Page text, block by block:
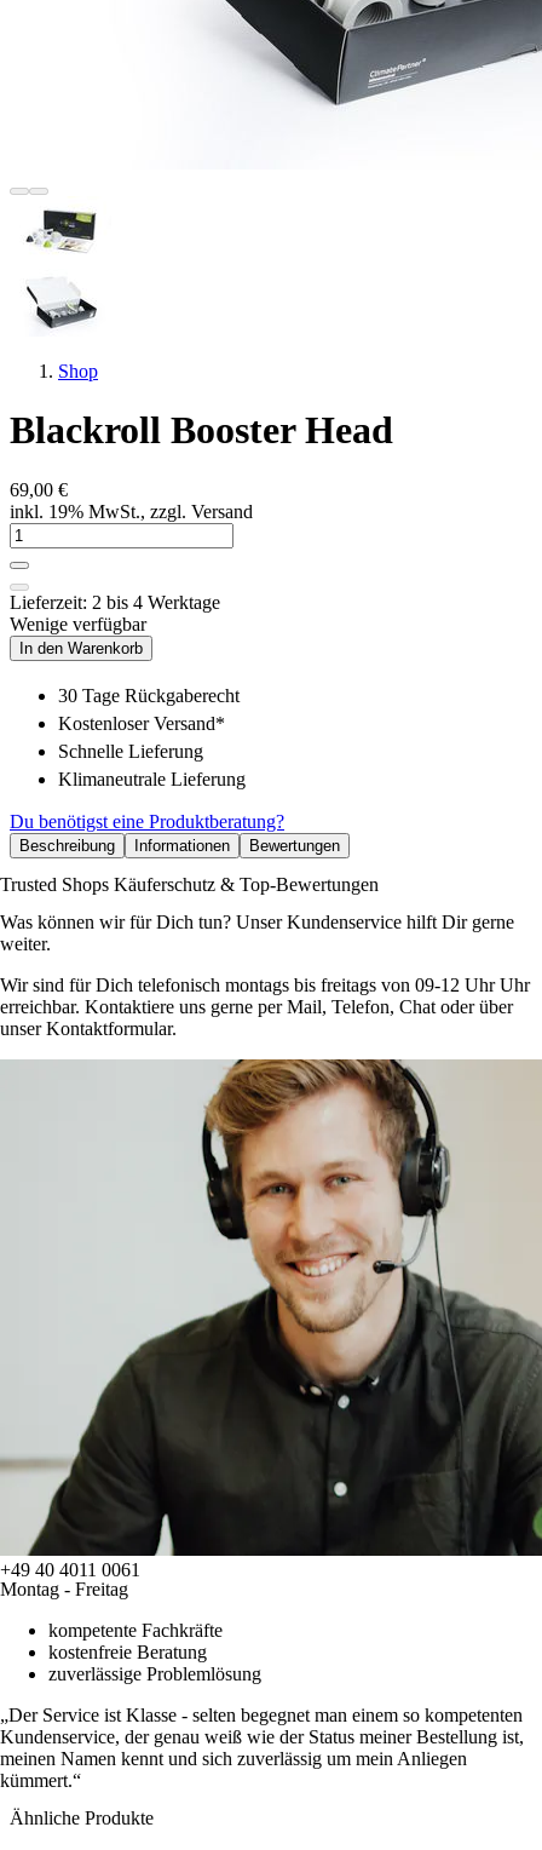
Shop
Blackroll Booster Head
69,00 €
inkl. 19% MwSt., zzgl. Versand
Lieferzeit: 2 bis 4 Werktage
Wenige verfügbar
In den Warenkorb
30 Tage Rückgaberecht
Kostenloser Versand*
Schnelle Lieferung
Klimaneutrale Lieferung
Du benötigst eine Produktberatung?
Beschreibung Informationen Bewertungen
Trusted Shops Käuferschutz & Top-Bewertungen
Was können wir für Dich tun? Unser Kundenservice hilft Dir gerne
weiter.
Wir sind für Dich telefonisch montags bis freitags von 09-12 Uhr Uhr
erreichbar. Kontaktiere uns gerne per Mail, Telefon, Chat oder über
unser Kontaktformular.
+49 40 4011 0061
Montag - Freitag
kompetente Fachkräfte
kostenfreie Beratung
zuverlässige Problemlösung
Der Service ist Klasse - selten begegnet man einem so kompetenten
Kundenservice, der genau weiß wie der Status meiner Bestellung ist,
meinen Namen kennt und sich zuverlässig um mein Anliegen
kümmert.
Ähnliche Produkte